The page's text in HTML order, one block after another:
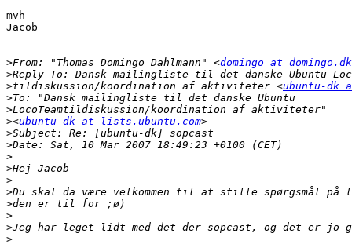
mvh
Jacob
>From: "Thomas Domingo Dahlmann" <domingo at domingo.dk
>
>tildiskussion/koordination af aktiviteter <ubuntu-dk
>
>
><ubuntu-dk at lists.ubuntu.com
>
>
>
>
>
>
>
>
>
>